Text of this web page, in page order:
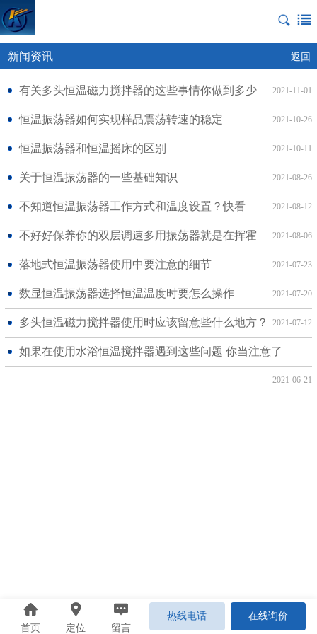
新闻资讯 返回
有关多头恒温磁力搅拌器的这些事情你做到多少 2021-11-01
恒温振荡器如何实现样品震荡转速的稳定 2021-10-26
恒温振荡器和恒温摇床的区别 2021-10-11
关于恒温振荡器的一些基础知识 2021-08-26
不知道恒温振荡器工作方式和温度设置？快看 2021-08-12
不好好保养你的双层调速多用振荡器就是在挥霍 2021-08-06
落地式恒温振荡器使用中要注意的细节 2021-07-23
数显恒温振荡器选择恒温温度时要怎么操作 2021-07-20
多头恒温磁力搅拌器使用时应该留意些什么地方？ 2021-07-12
如果在使用水浴恒温搅拌器遇到这些问题 你当注意了
2021-06-21
首页 定位 留言
热线电话 在线询价